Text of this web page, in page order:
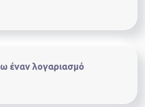
έναν λογαριασμό